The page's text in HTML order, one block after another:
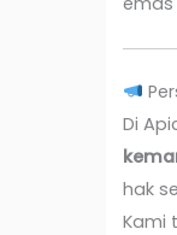
Di
hak
Kami